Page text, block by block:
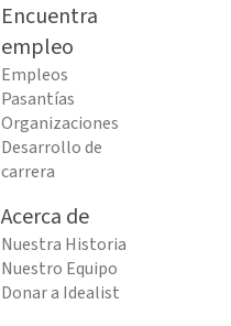
Encuentra
empleo
Empleos
Pasantías
Organizaciones
Desarrollo de
carrera
Acerca de
Nuestra Historia
Nuestro Equipo
Donar a Idealist